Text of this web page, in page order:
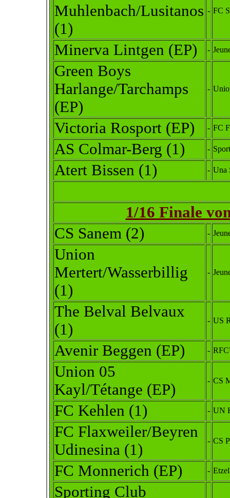
Muhlenbach/Lusitanos
(1)
- FC
Minerva Lintgen (EP) -
Green Boys
Harlange/Tarchamps
(EP)
-
Victoria Rosport (EP) - FC
AS Colmar-Berg (1) -
Atert Bissen (1) - Una
1/16 Finale
CS Sanem (2)
-
Union
Mertert/Wasserbillig
(1)
-
The Belval Belvaux
(1)
- US
Avenir Beggen (EP) -
Union 05
Kayl/Tétange (EP)
- CS
FC Kehlen (1) - UN
FC Flaxweiler/Beyren
Udinesina (1)
- CS
FC Monnerich (EP) -
Sporting Club